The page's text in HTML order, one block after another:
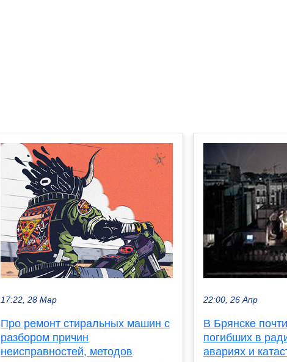
17:22, 28 Мар
Про ремонт стиральных машин с
разбором причин
неисправностей, методов
22:00, 26 Апр
В Брянске
погибших в
авариях и